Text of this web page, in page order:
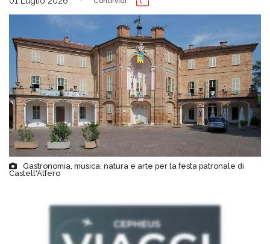
Gastronomia, musica, natura e arte per la festa patronale di
Castell'Alfero